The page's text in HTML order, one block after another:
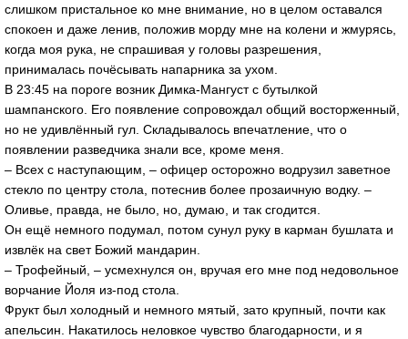
слишком пристальное ко мне внимание, но в целом оставался
спокоен и даже ленив, положив морду мне на колени и жмурясь,
когда моя рука, не спрашивая у головы разрешения,
принималась почёсывать напарника за ухом.
В 23:45 на пороге возник Димка-Мангуст с бутылкой
шампанского. Его появление сопровождал общий восторженный,
но не удивлённый гул. Складывалось впечатление, что о
появлении разведчика знали все, кроме меня.
– Всех с наступающим, – офицер осторожно водрузил заветное
стекло по центру стола, потеснив более прозаичную водку. –
Оливье, правда, не было, но, думаю, и так сгодится.
Он ещё немного подумал, потом сунул руку в карман бушлата и
извлёк на свет Божий мандарин.
– Трофейный, – усмехнулся он, вручая его мне под недовольное
ворчание Йоля из-под стола.
Фрукт был холодный и немного мятый, зато крупный, почти как
апельсин. Накатилось неловкое чувство благодарности, и я